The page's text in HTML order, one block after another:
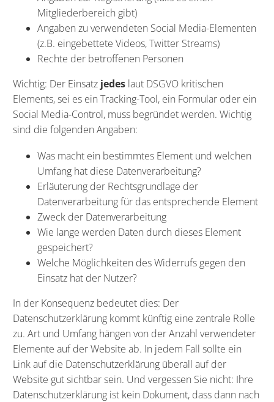
Mitgliederbereich gibt)
Angaben zu verwendeten Social Media-Elementen
(z.B. eingebettete Videos, Twitter Streams)
Rechte der betroffenen Personen
Wichtig: Der Einsatz jedes laut DSGVO kritischen
Elements, sei es ein Tracking-Tool, ein Formular oder ein
Social Media-Control, muss begründet werden. Wichtig
sind die folgenden Angaben:
Was macht ein bestimmtes Element und welchen
Umfang hat diese Datenverarbeitung?
Erläuterung der Rechtsgrundlage der
Datenverarbeitung für das entsprechende Element
Zweck der Datenverarbeitung
Wie lange werden Daten durch dieses Element
gespeichert?
Welche Möglichkeiten des Widerrufs gegen den
Einsatz hat der Nutzer?
In der Konsequenz bedeutet dies: Der
Datenschutzerklärung kommt künftig eine zentrale Rolle
zu. Art und Umfang hängen von der Anzahl verwendeter
Elemente auf der Website ab. In jedem Fall sollte ein
Link auf die Datenschutzerklärung überall auf der
Website gut sichtbar sein. Und vergessen Sie nicht: Ihre
Datenschutzerklärung ist kein Dokument, dass dann nach